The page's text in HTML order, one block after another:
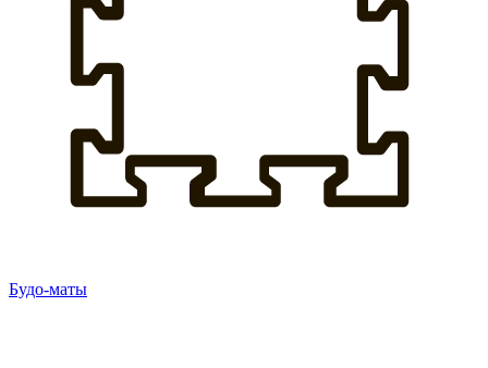
Будо-маты